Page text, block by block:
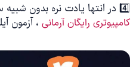
4️⃣ در انتها یادت نره بدون شبیه سازی فضای
کامپیوتری رایگان آرمانی ، آزمون